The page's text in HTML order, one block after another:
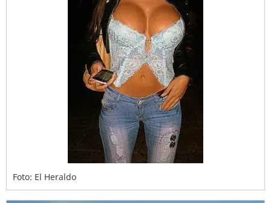
Foto: El Heraldo